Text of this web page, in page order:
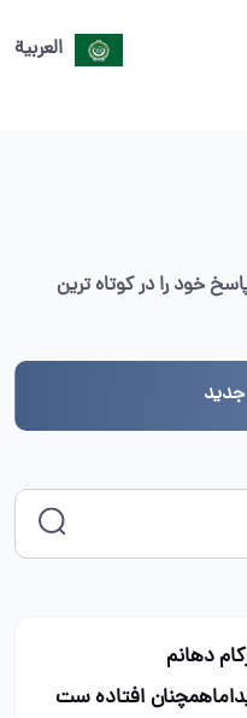
العربية
خود را در کوتاه ترین
دهانم
افتاده ست